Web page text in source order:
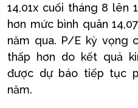
14,01x cuối tháng 8 lên
hơn mức bình quân
năm qua. P/E kỳ vọng
thấp hơn do kết quả
được dự báo tiếp tục
năm.